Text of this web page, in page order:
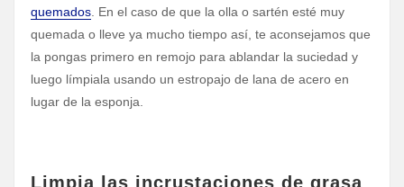
quemados. En el caso de que la olla o sartén esté muy
quemada o lleve ya mucho tiempo así, te aconsejamos que
la pongas primero en remojo para ablandar la suciedad y
luego límpiala usando un estropajo de lana de acero en
lugar de la esponja.
Limpia las incrustaciones de grasa